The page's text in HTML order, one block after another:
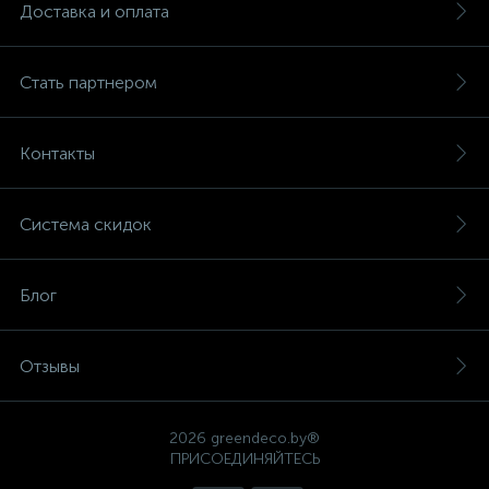
Доставка и оплата
Стать партнером
Контакты
Система скидок
Блог
Отзывы
2026 greendeco.by®
ПРИСОЕДИНЯЙТЕСЬ